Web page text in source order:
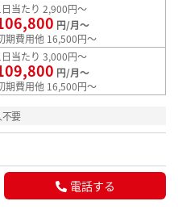
日当たり 2,900円～
円/月～
期費用他 16,500円～
日当たり 3,000円～
円/月～
期費用他 16,500円～
要
電話する